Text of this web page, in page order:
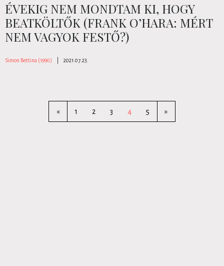
ÉVEKIG NEM MONDTAM KI, HOGY
BEATKÖLTŐK (FRANK O’HARA: MÉRT
NEM VAGYOK FESTŐ?)
Simon Bettina (1990) 2021.07.23.
« 1 2 3 4 5 »